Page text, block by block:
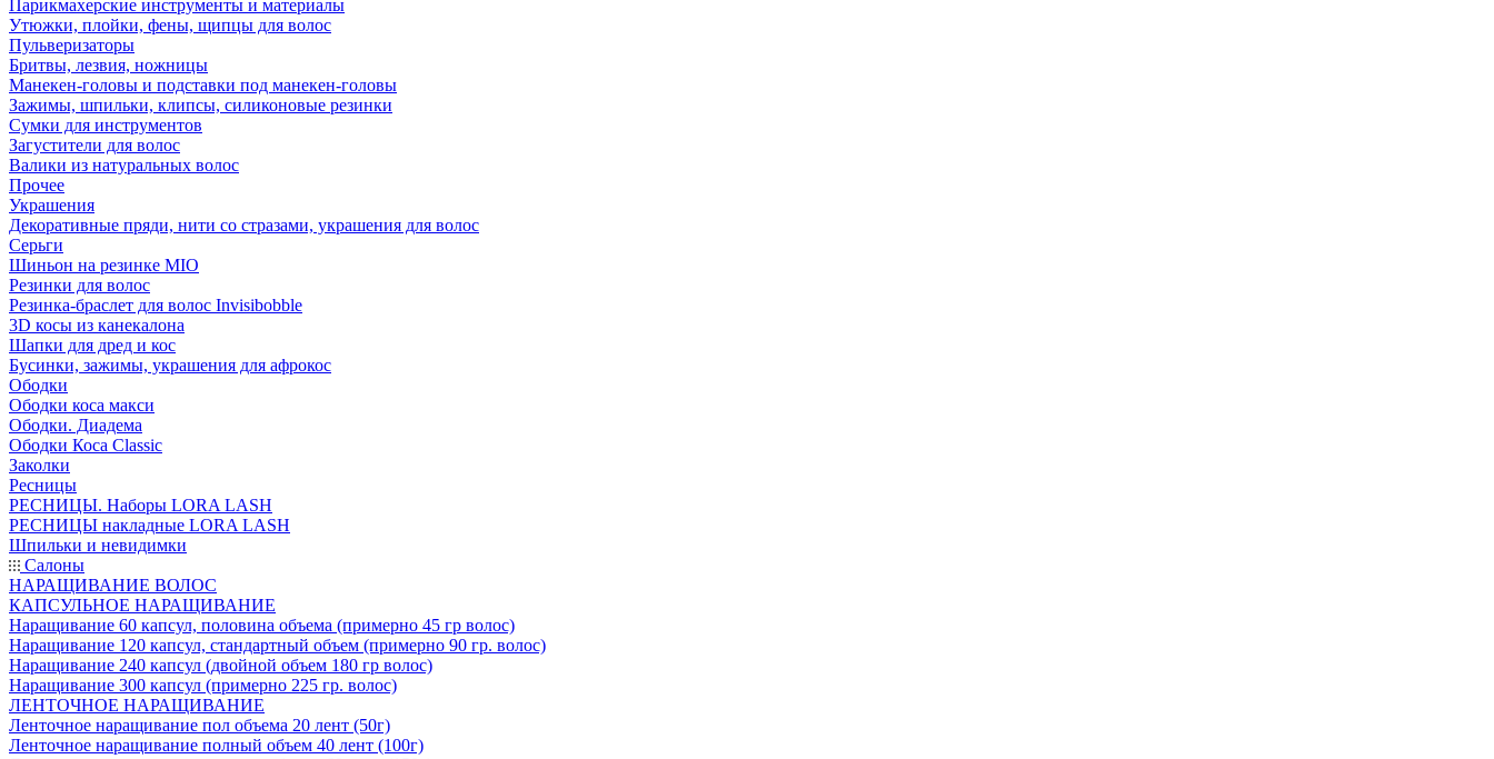
Парикмахерские инструменты и материалы
Утюжки, плойки, фены, щипцы для волос
Пульверизаторы
Бритвы, лезвия, ножницы
Манекен-головы и подставки под манекен-головы
Зажимы, шпильки, клипсы, силиконовые резинки
Сумки для инструментов
Загустители для волос
Валики из натуральных волос
Прочее
Украшения
Декоративные пряди, нити со стразами, украшения для волос
Серьги
Шиньон на резинке MIO
Резинки для волос
Резинка-браслет для волос Invisibobble
3D косы из канекалона
Шапки для дред и кос
Бусинки, зажимы, украшения для афрокос
Ободки
Ободки коса макси
Ободки. Диадема
Ободки Коса Classic
Заколки
Ресницы
РЕСНИЦЫ. Наборы LORA LASH
РЕСНИЦЫ накладные LORA LASH
Шпильки и невидимки
Салоны
НАРАЩИВАНИЕ ВОЛОС
КАПСУЛЬНОЕ НАРАЩИВАНИЕ
Наращивание 60 капсул, половина объема (примерно 45 гр волос)
Наращивание 120 капсул, стандартный объем (примерно 90 гр. волос)
Наращивание 240 капсул (двойной объем 180 гр волос)
Наращивание 300 капсул (примерно 225 гр. волос)
ЛЕНТОЧНОЕ НАРАЩИВАНИЕ
Ленточное наращивание пол объема 20 лент (50г)
Ленточное наращивание полный объем 40 лент (100г)